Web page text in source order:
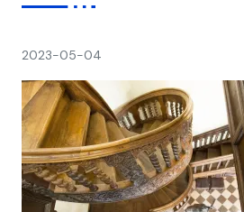
2023-05-04